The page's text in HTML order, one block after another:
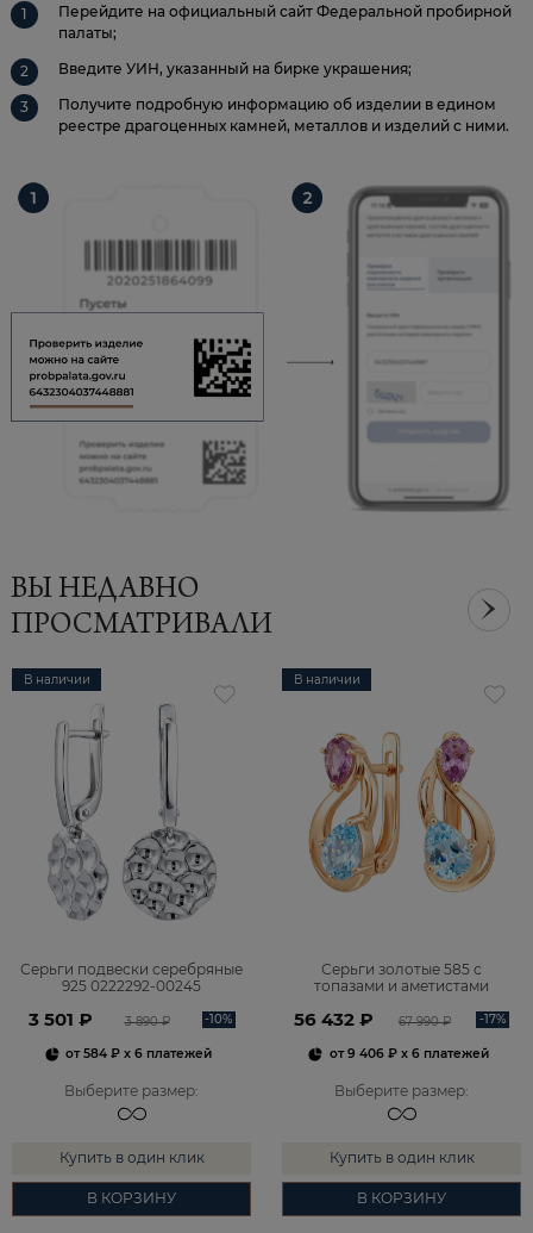
Перейдите на официальный сайт Федеральной пробирной
палаты;
Введите УИН, указанный на бирке украшения;
Получите подробную информацию об изделии в едином
реестре драгоценных камней, металлов и изделий с ними.
ВЫ НЕДАВНО
ПРОСМАТРИВАЛИ
В наличии
Серьги подвески серебряные
925 0222292-00245
3 501 ₽ 3 890 ₽ -10%
от584 ₽ x 6 платежей
Выберите размер:
Купить в один клик
В КОРЗИНУ
В наличии
Серьги золотые 585 с
топазами и аметистами
56 432 ₽ 67 990 ₽ -17%
от9 406 ₽x 6 платежей
Выберите размер:
Купить в один клик
В КОРЗИНУ